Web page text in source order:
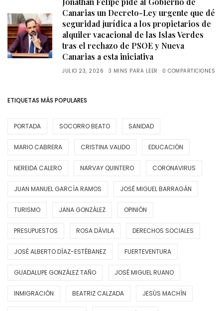
Canarias un Decreto-Ley urgente que dé
seguridad jurídica a los propietarios de
alquiler vacacional de las Islas Verdes
tras el rechazo de PSOE y Nueva
Canarias a esta iniciativa
JULIO 23, 2026 3 MINS PARA LEER 0 COMPARTICIONES
ETIQUETAS MÁS POPULARES
PORTADA SOCORRO BEATO SANIDAD
MARIO CABRERA CRISTINA VALIDO EDUCACIÓN
NEREIDA CALERO NARVAY QUINTERO CORONAVIRUS
JUAN MANUEL GARCÍA RAMOS JOSÉ MIGUEL BARRAGÁN
TURISMO JANA GONZÁLEZ OPINIÓN
PRESUPUESTOS ROSA DÁVILA DERECHOS SOCIALES
JOSÉ ALBERTO DÍAZ-ESTÉBANEZ FUERTEVENTURA
GUADALUPE GONZÁLEZ TAÑO JOSÉ MIGUEL RUANO
INMIGRACIÓN BEATRIZ CALZADA JESÚS MACHÍN